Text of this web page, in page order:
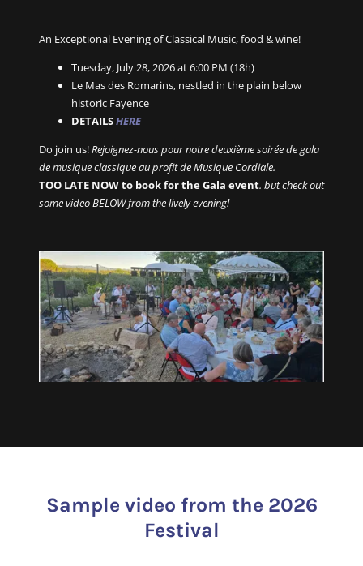
An Exceptional Evening of Classical Music, food & wine!
Tuesday, July 28, 2026 at 6:00 PM (18h)
Le Mas des Romarins, nestled in the plain below
historic Fayence
DETAILSHERE
Do join us!Rejoignez-nous pour notre deuxième soirée de gala
de musique classique au profit de Musique Cordiale.
TOO LATE NOW to book for the Gala event. but check out
some video BELOW from the lively evening!
Sample video from the 2026
Festival